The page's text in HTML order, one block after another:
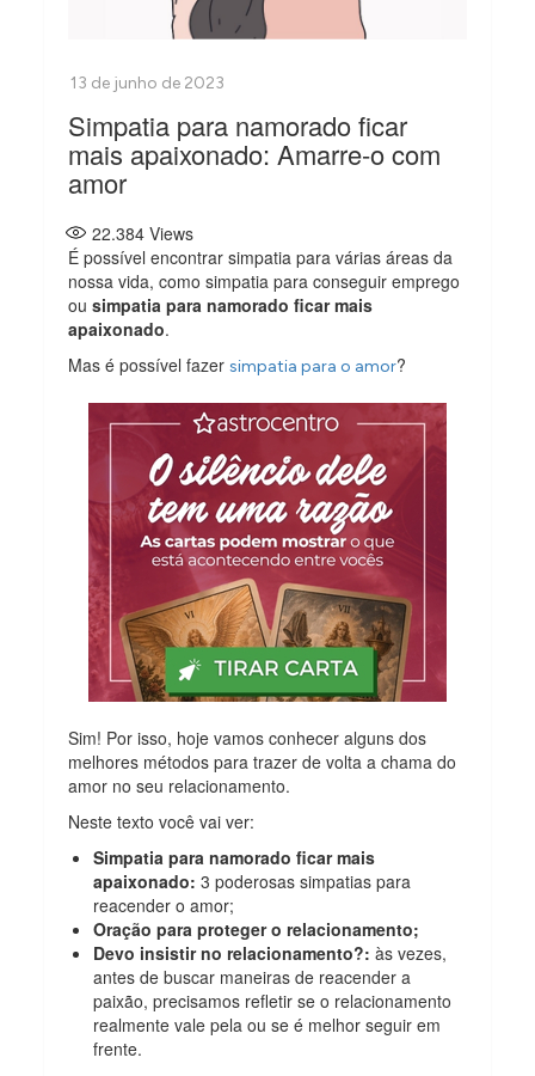
Simpatia para namorado ficar
mais apaixonado: Amarre-o com
amor
22.384 Views
É possível encontrar simpatia para várias áreas da
nossa vida, como simpatia para conseguir emprego
ousimpatia para namorado ficar mais
apaixonado.
Mas é possível fazersimpatia para o amor?
Sim! Por isso, hoje vamos conhecer alguns dos
melhores métodos para trazer de volta a chama do
amor no seu relacionamento.
Neste texto você vai ver:
Simpatia para namorado ficar mais
apaixonado: 3 poderosas simpatias para
reacender o amor;
Oração para proteger o relacionamento;
Devo insistir no relacionamento?: às vezes,
antes de buscar maneiras de reacender a
paixão, precisamos refletir se o relacionamento
realmente vale pela ou se é melhor seguir em
frente.